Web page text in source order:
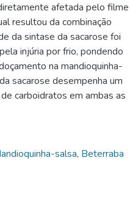
afetada pelo filme
resultou da combinação
da sintase da sacarose foi
injúria por frio, pondendo
na mandioquinha-
sacarose desempenha um
carboidratos em ambas as
salsa, Beterraba